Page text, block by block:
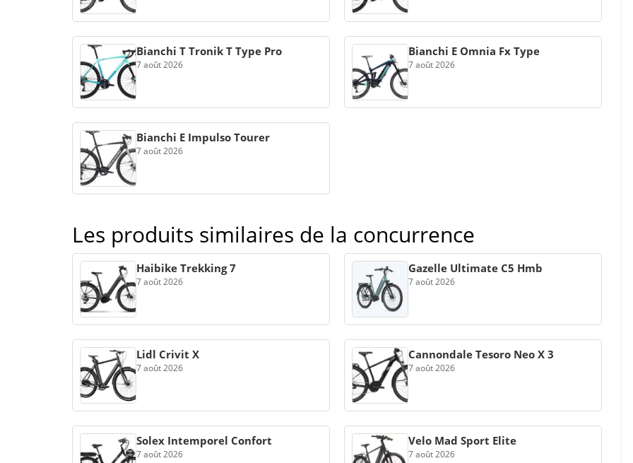
Bianchi T Tronik T Type Pro
7 août 2026
Bianchi E Omnia Fx Type
7 août 2026
Bianchi E Impulso Tourer
7 août 2026
Les produits similaires de la concurrence
Haibike Trekking 7
7 août 2026
Gazelle Ultimate C5 Hmb
7 août 2026
Lidl Crivit X
7 août 2026
Cannondale Tesoro Neo X 3
7 août 2026
Solex Intemporel Confort
7 août 2026
Velo Mad Sport Elite
7 août 2026